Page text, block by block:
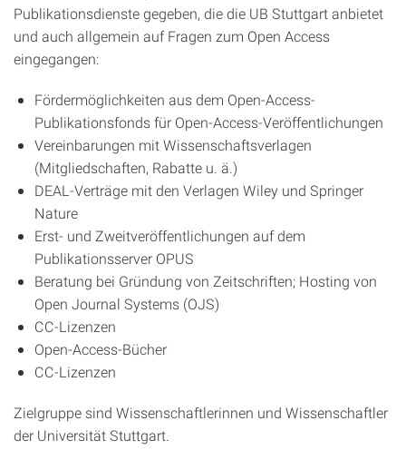
Publikationsdienste gegeben, die die UB Stuttgart anbietet
und auch allgemein auf Fragen zum Open Access
eingegangen:
Fördermöglichkeiten aus dem Open-Access-
Publikationsfonds für Open-Access-Veröffentlichungen
Vereinbarungen mit Wissenschaftsverlagen
(Mitgliedschaften, Rabatte u. ä.)
DEAL-Verträge mit den Verlagen Wiley und Springer
Nature
Erst- und Zweitveröffentlichungen auf dem
Publikationsserver OPUS
Beratung bei Gründung von Zeitschriften; Hosting von
Open Journal Systems (OJS)
CC-Lizenzen
Open-Access-Bücher
CC-Lizenzen
Zielgruppe sind Wissenschaftlerinnen und Wissenschaftler
der Universität Stuttgart.